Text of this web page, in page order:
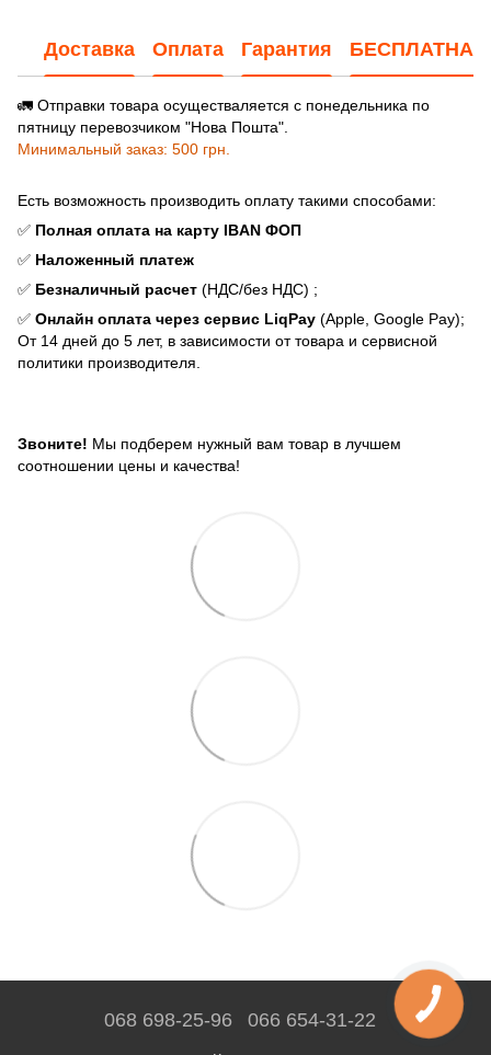
Доставка Оплата Гарантия
🚛 Отправки товара осуществаляется с понедельника по
пятницу перевозчиком "Нова Пошта".
Минимальный заказ: 500 грн.
Есть возможность производить оплату такими способами:
✅ Полная оплата на карту IBAN ФОП
✅ Наложенный платеж
✅ Безналичный расчет (НДС/без НДС) ;
✅ Онлайн оплата через сервис LiqPay (Apple, Google Pay);
От 14 дней до 5 лет, в зависимости от товара и сервисной
политики производителя.
Звоните! Мы подберем нужный вам товар в лучшем
соотношении цены и качества!
068 698-25-96 066 654-31-22